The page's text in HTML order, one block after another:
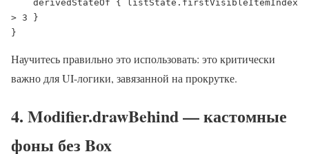
> 3 }
}
Научитесь правильно это использовать: это критически
важно для UI-логики, завязанной на прокрутке.
4. Modifier.drawBehind — кастомные
фоны без Box